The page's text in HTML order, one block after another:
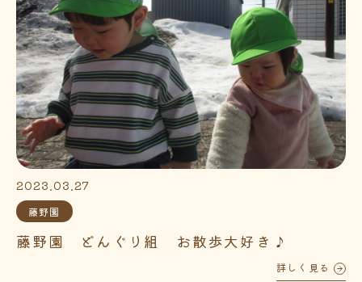
2023.03.27
藤野園
藤野園 どんぐり組 お散歩大好き♪
詳しく見る